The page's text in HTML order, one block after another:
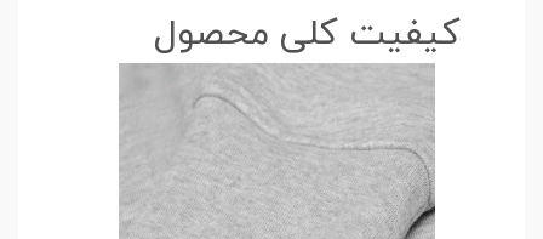
کیفیت کلی محصول